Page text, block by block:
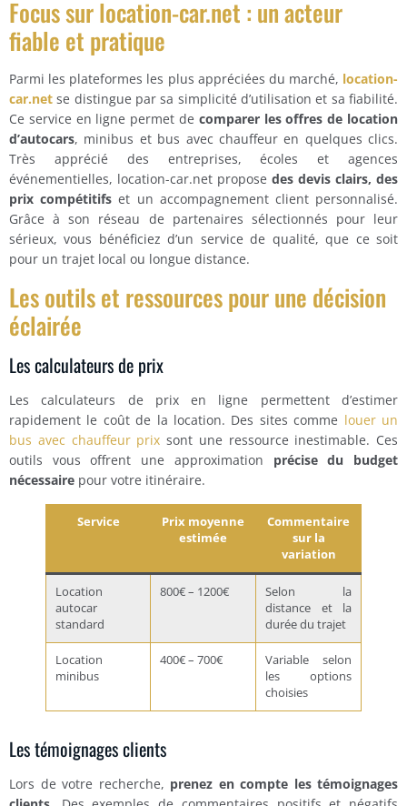
Focus sur location-car.net : un acteur
fiable et pratique
Parmi les plateformes les plus appréciées du marché, location-
car.net se distingue par sa simplicité d’utilisation et sa fiabilité.
Ce service en ligne permet de comparer les offres de location
d’autocars, minibus et bus avec chauffeur en quelques clics.
Très apprécié des entreprises, écoles et agences
événementielles, location-car.net propose des devis clairs, des
prix compétitifs et un accompagnement client personnalisé.
Grâce à son réseau de partenaires sélectionnés pour leur
sérieux, vous bénéficiez d’un service de qualité, que ce soit
pour un trajet local ou longue distance.
Les outils et ressources pour une décision
éclairée
Les calculateurs de prix
Les calculateurs de prix en ligne permettent d’estimer
rapidement le coût de la location. Des sites comme louer un
bus avec chauffeur prix sont une ressource inestimable. Ces
outils vous offrent une approximation précise du budget
nécessaire pour votre itinéraire.
Service
Prix moyenne
estimée
Commentaire
sur la
variation
Location
autocar
standard
800€ – 1200€
Selon la
distance et la
durée du trajet
Location
minibus
400€ – 700€
Variable selon
les options
choisies
Les témoignages clients
Lors de votre recherche, prenez en compte les témoignages